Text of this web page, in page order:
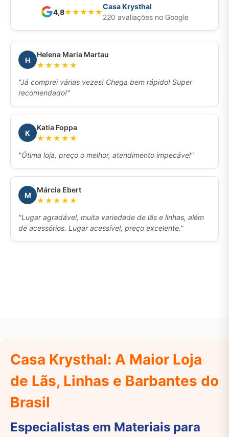
mantas, gorros e blusas.
diferentes tipos de pontos e técnicas.
Composição:100% Acrílico
Metragem:235m
Agulha Recomendada:Tricô - 4,5 mm | Crochê – 5,0 mm
4,8★★★★★
Casa Krysthal
220 avaliações no Google
H
Helena Maria Martau
★★★★★
"Já comprei várias vezes! Chega bem rápido! Super
recomendado!"
K
Katia Foppa
★★★★★
"Ótima loja, preço o melhor, atendimento impecável"
M
Márcia Ebert
★★★★★
"Lugar agradável, muita variedade de lãs e linhas, além
de acessórios. Lugar acessível, preço excelente."
Casa Krysthal: A Maior Loja
de Lãs, Linhas e Barbantes do
Brasil
Especialistas em Materiais para